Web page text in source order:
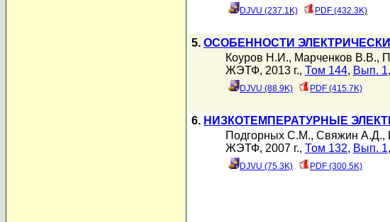
DJVU (237.1K) PDF (432.3K)
5. ОСОБЕННОСТИ
Коуров Н.И., Марченков В.В.,
ЖЭТФ, 2013 г., Том 144, Вып. 1
DJVU (88.9K) PDF (415.7K)
6. НИЗКОТЕМПЕРАТУРНЫЕ
Подгорных С.М., Свяжин А.Д.,
ЖЭТФ, 2007 г., Том 132, Вып. 1
DJVU (75.3K) PDF (300.5K)